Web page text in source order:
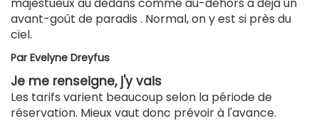
avant-goût de paradis . Normal, on y est si près du
ciel.
ParEvelyne Dreyfus
Je me renseigne, j'y vais
Les tarifs varient beaucoup selon la période de
réservation. Mieux vaut donc prévoir à l'avance.